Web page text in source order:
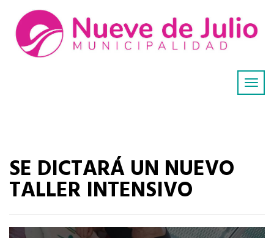
SE DICTARÁ UN NUEVO
TALLER INTENSIVO